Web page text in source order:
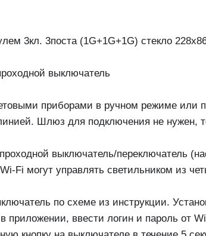
3кл. 3поста (1G+1G+1G) стекло
выключатель
приборами в ручном режиме
Шлюз для подключения не нужен,
выключатель/переключатель
Fi могут управлять светильником из
по схеме из инструкции.
приложении, ввести логин и пароль от